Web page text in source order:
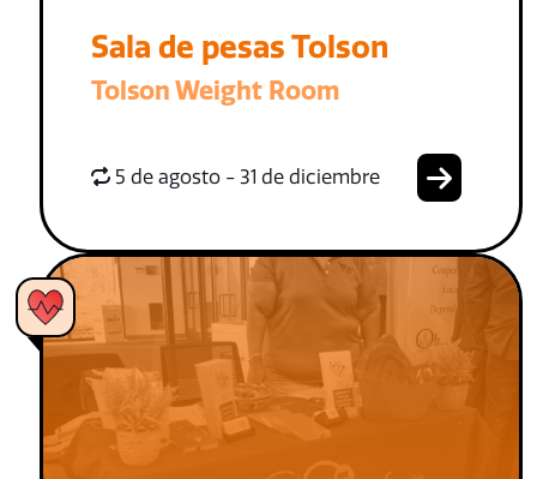
Sala de pesas Tolson
Tolson Weight Room
5 de agosto - 31 de diciembre